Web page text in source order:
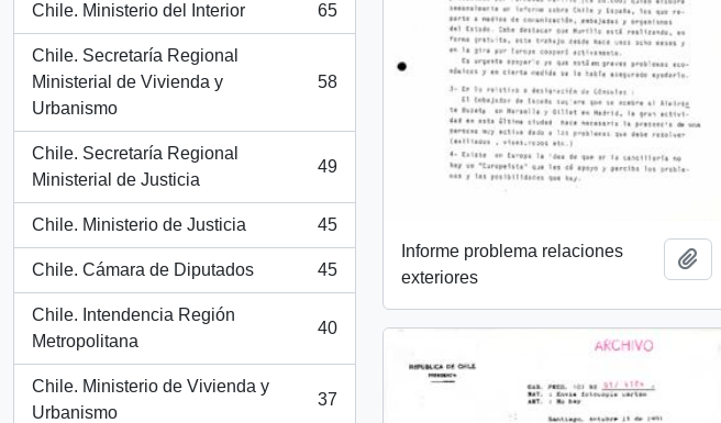
Chile. Ministerio del Interior
, 65 resultados
65
Chile. Secretaría Regional
Ministerial de Vivienda y
Urbanismo
, 58 resultados
58
Chile. Secretaría Regional
Ministerial de Justicia
, 49 resultados
49
Chile. Ministerio de Justicia
, 45 resultados
45
Chile. Cámara de Diputados
, 45 resultados
45
Chile. Intendencia Región
Metropolitana
, 40 resultados
40
Chile. Ministerio de Vivienda y
Urbanismo
, 37 resultados
37
Informe problema relaciones
exteriores